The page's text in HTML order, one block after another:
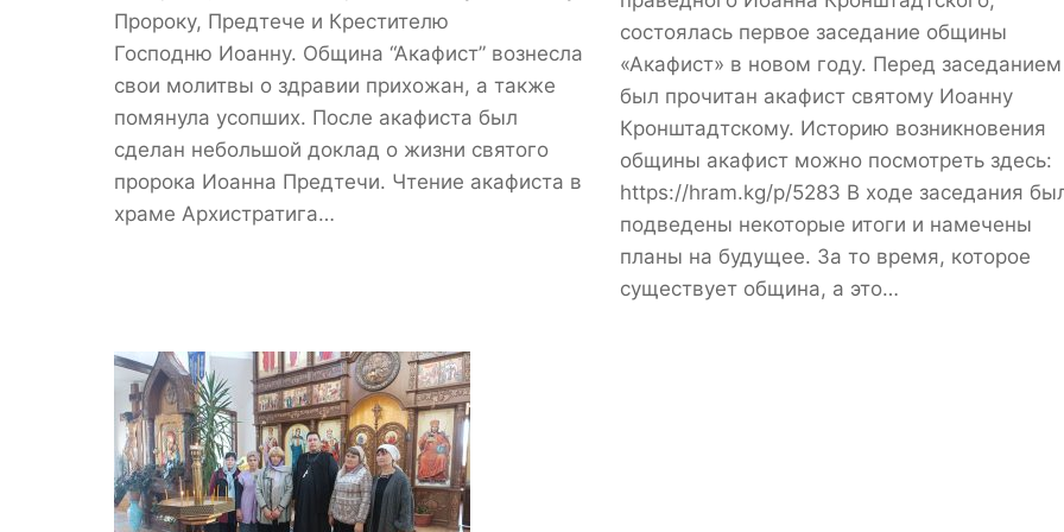
Пророку, Предтече и Крестителю
Господню Иоанну. Община “Акафист” вознесла
свои молитвы о здравии прихожан, а также
помянула усопших. После акафиста был
сделан небольшой доклад о жизни святого
пророка Иоанна Предтечи. Чтение акафиста в
храме Архистратига…
состоялась первое заседание общины
«Акафист» в новом году. Перед заседанием
был прочитан акафист святому Иоанну
Кронштадтскому. Историю возникновения
общины акафист можно посмотреть здесь:
https://hram.kg/p/5283 В ходе заседания
подведены некоторые итоги и намечены
планы на будущее. За то время, которое
существует община, а это…